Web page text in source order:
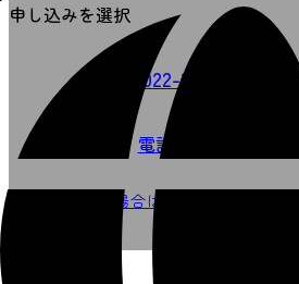
申し込みを選択
022-307-5665
電話で申し込む
※10名以上の場合は、2週間前までにお